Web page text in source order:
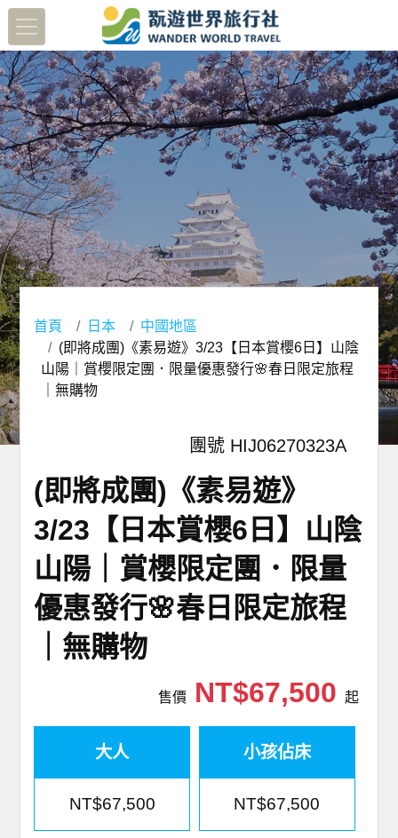
首頁 日本
中國地區
(即將成團)《素易遊》3/23【日本賞櫻6日】山陰
山陽｜賞櫻限定團．限量優惠發行🌸春日限定旅程
｜無購物
團號 HIJ06270323A
(即將成團)《素易遊》
3/23【日本賞櫻6日】山陰
山陽｜賞櫻限定團．限量
優惠發行🌸春日限定旅程
｜無購物
售價NT$67,500 起
大人
NT$67,500
小孩佔床
NT$67,500